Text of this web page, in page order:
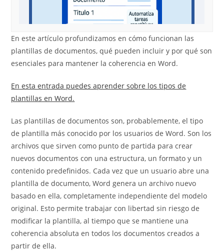
En este artículo profundizamos en cómo funcionan las
plantillas de documentos, qué pueden incluir y por qué son
esenciales para mantener la coherencia en Word.
En esta entrada puedes aprender sobre los tipos de
plantillas en Word.
Las plantillas de documentos son, probablemente, el tipo
de plantilla más conocido por los usuarios de Word. Son los
archivos que sirven como punto de partida para crear
nuevos documentos con una estructura, un formato y un
contenido predefinidos. Cada vez que un usuario abre una
plantilla de documento, Word genera un archivo nuevo
basado en ella, completamente independiente del modelo
original. Esto permite trabajar con libertad sin riesgo de
modificar la plantilla, al tiempo que se mantiene una
coherencia absoluta en todos los documentos creados a
partir de ella.